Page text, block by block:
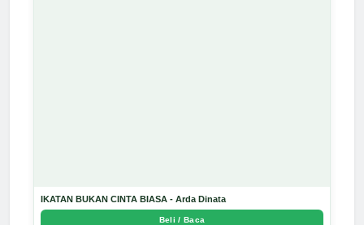
IKATAN BUKAN CINTA BIASA - Arda Dinata
Beli / Baca